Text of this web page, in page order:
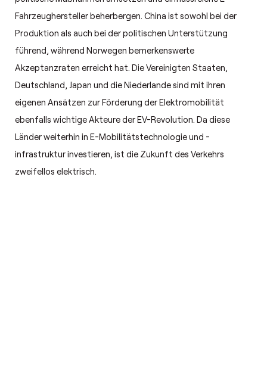
Fahrzeughersteller beherbergen. China ist sowohl bei der
Produktion als auch bei der politischen Unterstützung
führend, während Norwegen bemerkenswerte
Akzeptanzraten erreicht hat. Die Vereinigten Staaten,
Deutschland, Japan und die Niederlande sind mit ihren
eigenen Ansätzen zur Förderung der Elektromobilität
ebenfalls wichtige Akteure der EV-Revolution. Da diese
Länder weiterhin in E-Mobilitätstechnologie und -
infrastruktur investieren, ist die Zukunft des Verkehrs
zweifellos elektrisch.